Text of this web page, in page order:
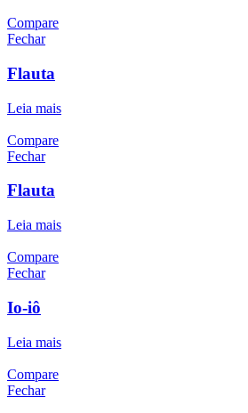
Compare
Fechar
Flauta
Leia mais
Compare
Fechar
Flauta
Leia mais
Compare
Fechar
Io-iô
Leia mais
Compare
Fechar